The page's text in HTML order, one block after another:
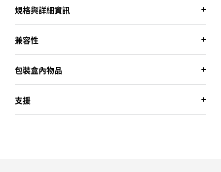
規格與詳細資訊
兼容性
包裝盒內物品
支援